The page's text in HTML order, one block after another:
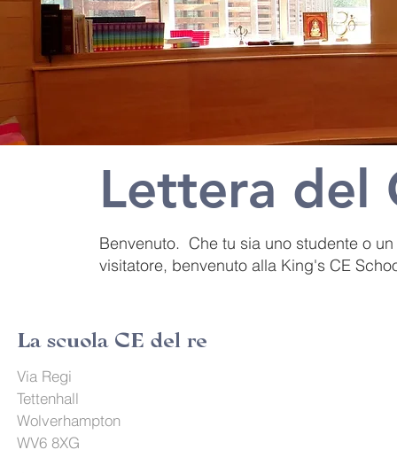
Lettera del
Benvenuto. Che tu sia uno studente o
visitatore, benvenuto alla King's CE
La scuola CE del re
Via Regi
Tettenhall
Wolverhampton
WV6 8XG